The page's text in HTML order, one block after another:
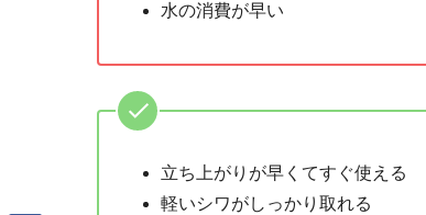
水の消費が早い
立ち上がりが早くてすぐ使える
軽いシワがしっかり取れる